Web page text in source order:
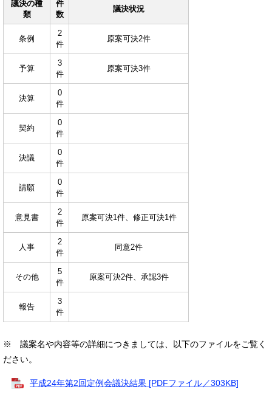
議決の種
類
件
数
議決状況
条例
2
件
原案可決2件
予算
3
件
原案可決3件
決算
0
件
契約
0
件
決議
0
件
請願
0
件
意見書
2
件
原案可決1件、修正可決1件
人事
2
件
同意2件
その他
5
件
原案可決2件、承認3件
報告
3
件
※ 議案名や内容等の詳細につきましては、以下のファイルをご覧く
ださい。
平成24年第2回定例会議決結果 [PDFファイル／303KB]